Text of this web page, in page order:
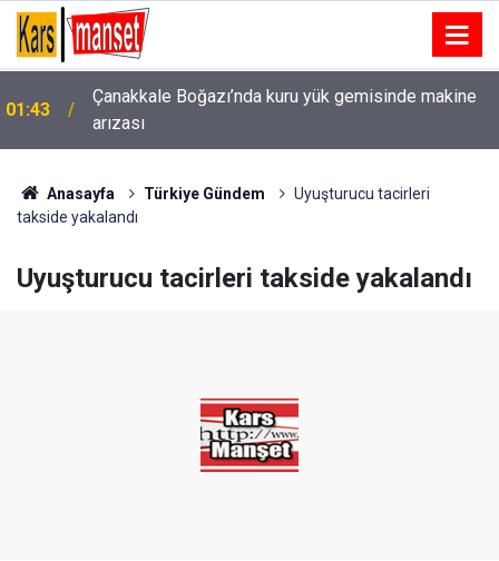
00:49
Kartal’da minibüs yangını: Peş peşe patlamalar
paniğe neden oldu
Anasayfa Türkiye Gündem
Uyuşturucu tacirleri
takside yakalandı
Uyuşturucu tacirleri takside yakalandı